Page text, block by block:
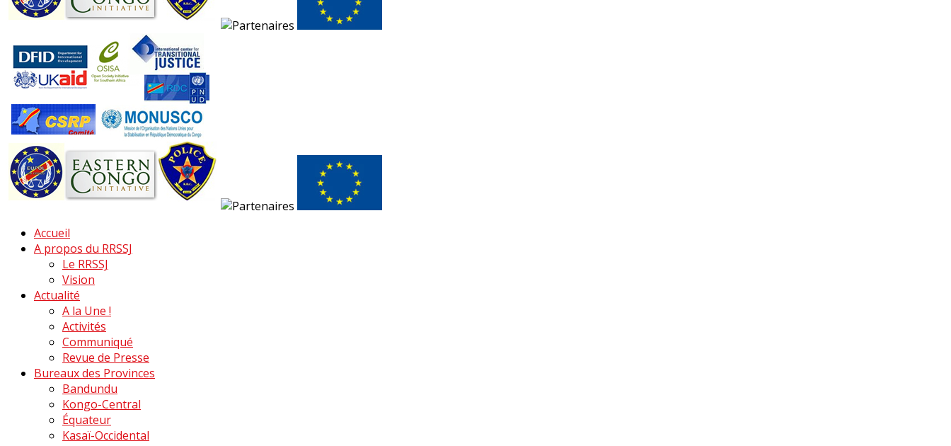
Accueil
A propos du RRSSJ
Le RRSSJ
Vision
Actualité
A la Une !
Activités
Communiqué
Revue de Presse
Bureaux des Provinces
Bandundu
Kongo-Central
Équateur
Kasaï-Occidental